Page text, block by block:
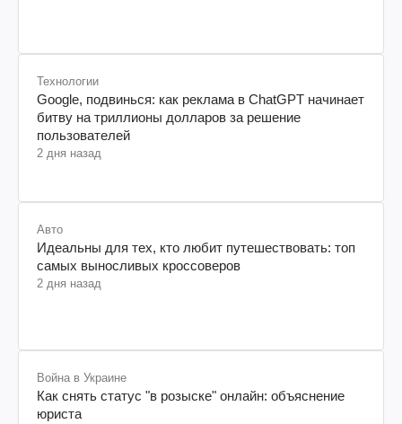
Технологии
Google, подвинься: как реклама в ChatGPT начинает
битву на триллионы долларов за решение
пользователей
2 дня назад
Авто
Идеальны для тех, кто любит путешествовать: топ
самых выносливых кроссоверов
2 дня назад
Война в Украине
Как снять статус "в розыске" онлайн: объяснение
юриста